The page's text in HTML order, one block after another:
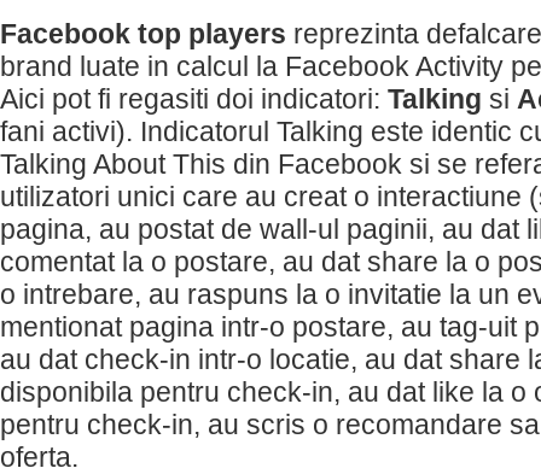
Facebook top players reprezinta
brand luate in calcul la Facebook Activity
Aici pot fi regasiti doi indicatori: Talking si
fani activi). Indicatorul Talking este identic
Talking About This din Facebook si se
utilizatori unici care au creat o interactiune
pagina, au postat de wall-ul paginii, au dat
comentat la o postare, au dat share la o
o intrebare, au raspuns la o invitatie la un
mentionat pagina intr-o postare, au tag-uit
au dat check-in intr-o locatie, au dat share
disponibila pentru check-in, au dat like la o
pentru check-in, au scris o recomandare
oferta.